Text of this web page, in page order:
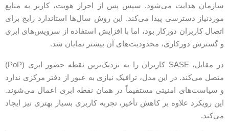
هدایت می‌شود. سپس پس از احراز هویت، کاربر به منابع
دسترسی پیدا می‌کند. این روش سال‌ها استاندارد رایج برای
کاربران دورکار بود، اما با افزایش استفاده از سرویس‌های ابری
گسترش دورکاری، محدودیت‌های آن بیشتر نمایان شد.
در مقابل، SASE کاربران را به نزدیک‌ترین نقطه حضور ابری (PoP)
می‌کند. در این مدل، ترافیک نیازی به عبور از دفتر مرکزی ندارد
سیاست‌های امنیتی مستقیماً در همان نقطه ابری اعمال می‌شوند.
رویکرد علاوه بر کاهش تأخیر، تجربه کاربری بسیار بهتری نیز ایجاد